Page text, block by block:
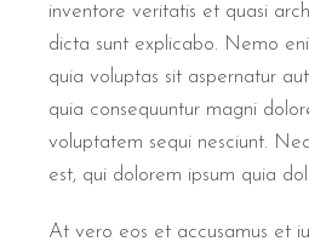
inventore veritatis et quasi
dicta sunt explicabo. Nemo
quia voluptas sit aspernatur
quia consequuntur magni
voluptatem sequi nesciunt.
est, qui dolorem ipsum quia
At vero eos et accusamus et